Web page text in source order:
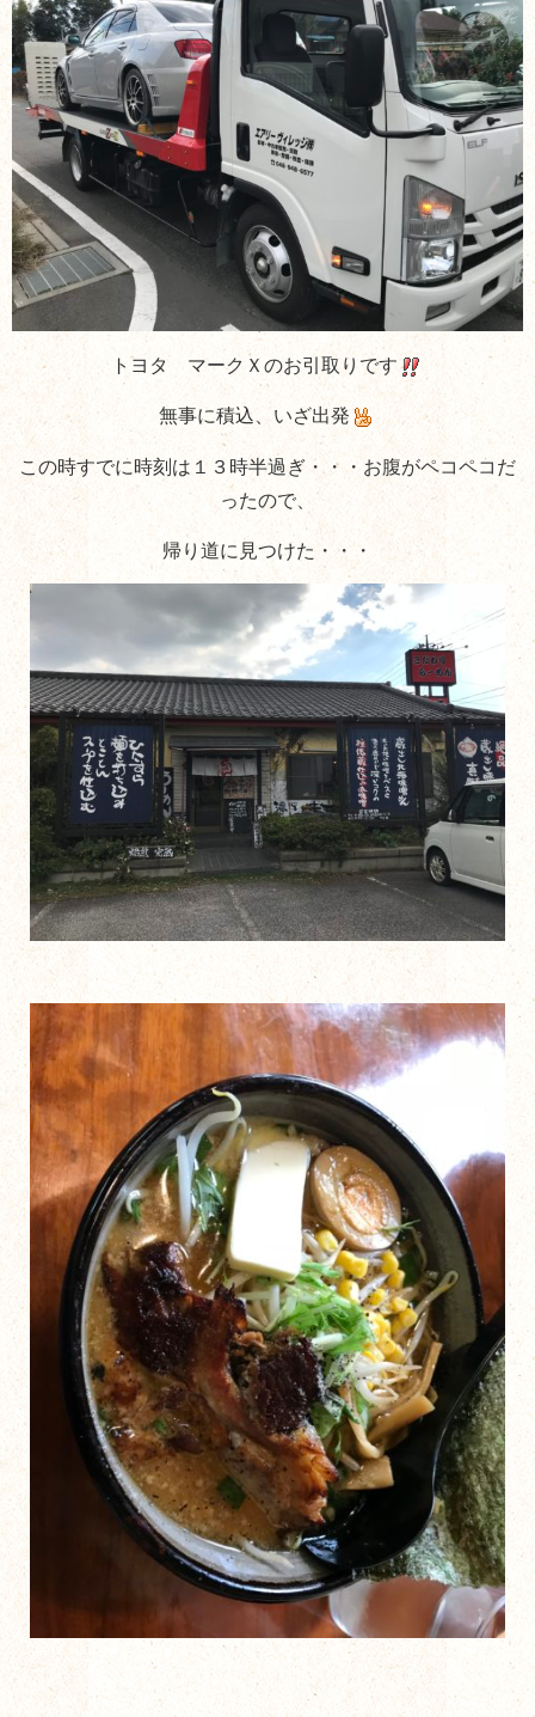
トヨタ マークＸのお引取りです
無事に積込、いざ出発
この時すでに時刻は１３時半過ぎ・・・お腹がペコペコだ
ったので、
帰り道に見つけた・・・